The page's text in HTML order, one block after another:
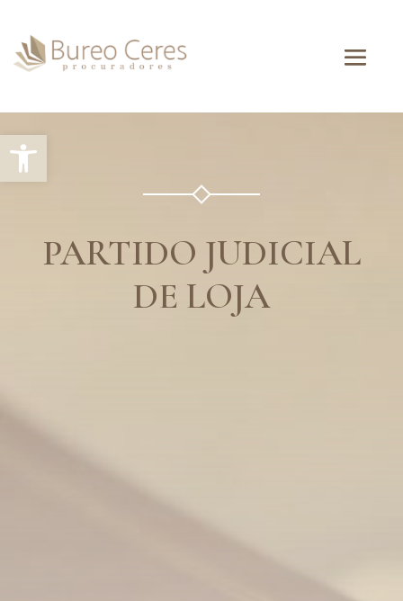
Abrir barra de herramientas
PARTIDO JUDICIAL
DE LOJA